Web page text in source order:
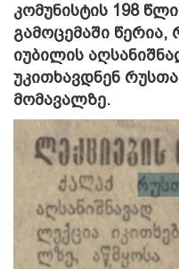
კომუნისტის 198
გამოცემაში
იუბილის
უკითხავდნენ
მომავალზე.